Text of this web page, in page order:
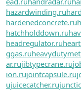
hazardwinding.ru
hardenedconcrete.ru
hatchholddown.ru
headregulator.ru
ggas.ru
ar.rujibtypecrane.ru
ion.rujointcapsule.ru
ujuicecatcher.ru